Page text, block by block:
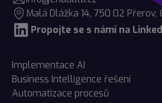
Malá Dlážka 14, 750 02 Přerov,
Propojte se s námi na
Implementace AI
Business Intelligence řešení
Automatizace procesů